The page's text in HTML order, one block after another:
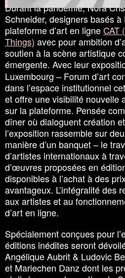
Durant la pandémie, Nora
Schneider, designers basés
plateforme d’art en ligneCAT
Things) avec pour ambition
soutien à la scène artistique
émergente. Avec leur
Luxembourg – Forum d’art
dans l’espace institutionnel
et offre une visibilité nouvelle
sur la plateforme. Pensée
dîner où dialoguent création
l’exposition rassemble sur
manière d’un banquet – le
d’artistes internationaux à
d’œuvres proposées en
disponibles à l’achat à des
avantageux. L’intégralité des
aux artistes et au
d’art en ligne.
Spécialement conçues pour
éditions inédites seront
Angélique Aubrit & Ludovic
et Mariechen Danz dont les